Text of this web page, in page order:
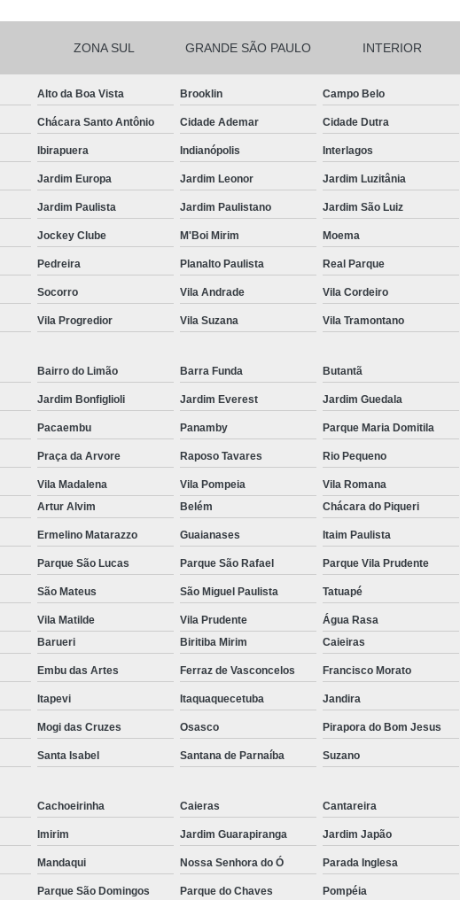
ZONA SUL GRANDE SÃO PAULO INTERIOR
Alto da Boa Vista Brooklin Campo Belo
Chácara Santo Antônio Cidade Ademar Cidade Dutra
Ibirapuera Indianópolis Interlagos
Jardim Europa Jardim Leonor Jardim Luzitânia
Jardim Paulista Jardim Paulistano Jardim São Luiz
Jockey Clube M'Boi Mirim Moema
Pedreira Planalto Paulista Real Parque
Socorro Vila Andrade Vila Cordeiro
Vila Progredior Vila Suzana Vila Tramontano
Bairro do Limão Barra Funda Butantã
Jardim Bonfiglioli Jardim Everest Jardim Guedala
Pacaembu Panamby Parque Maria Domitila
Praça da Arvore Raposo Tavares Rio Pequeno
Vila Madalena Vila Pompeia Vila Romana
Artur Alvim Belém Chácara do Piqueri
Ermelino Matarazzo Guaianases Itaim Paulista
Parque São Lucas Parque São Rafael Parque Vila Prudente
São Mateus São Miguel Paulista Tatuapé
Vila Matilde Vila Prudente
Água Rasa
Barueri Biritiba Mirim Caieiras
Embu das Artes Ferraz de Vasconcelos Francisco Morato
Itapevi Itaquaquecetuba Jandira
Mogi das Cruzes Osasco Pirapora do Bom Jesus
Santa Isabel Santana de Parnaíba Suzano
Cachoeirinha Caieras Cantareira
Imirim Jardim Guarapiranga Jardim Japão
Mandaqui Nossa Senhora do Ó Parada Inglesa
Parque São Domingos Parque do Chaves Pompéia